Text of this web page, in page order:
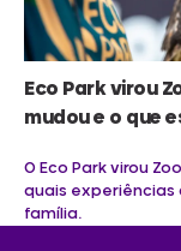
Eco Park virou
mudou e o que
O Eco Park virou
quais experiências
família.